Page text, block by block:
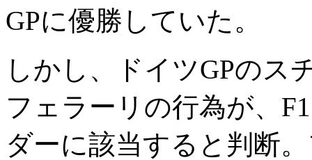
GPに優勝していた。
しかし、ドイツGPのス
フェラーリの行為が、
ダーに該当すると判断